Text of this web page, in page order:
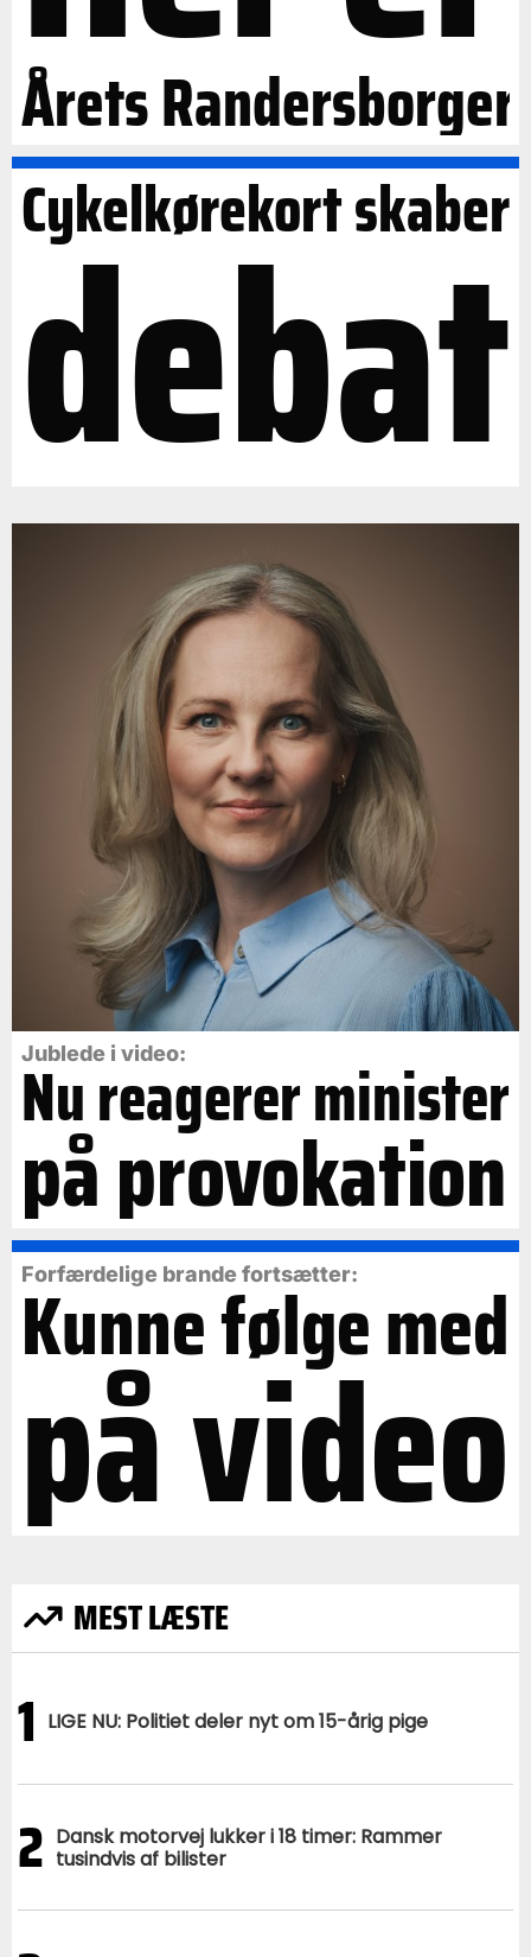
Årets Randersborger
Cykelkørekort skaber
debat
Jublede i video:
Nu reagerer minister
på provokation
Forfærdelige brande fortsætter:
Kunne følge med
på video
MEST LÆSTE
1 LIGE NU: Politiet deler nyt om 15-årig pige
2 Dansk motorvej lukker i 18 timer: Rammer
tusindvis af bilister